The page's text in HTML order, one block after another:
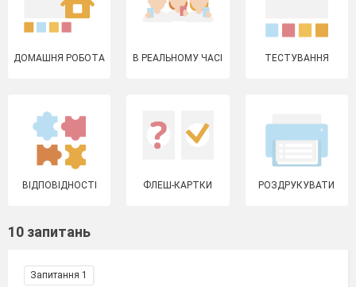
ДОМАШНЯ РОБОТА В РЕАЛЬНОМУ ЧАСІ ТЕСТУВАННЯ
ВІДПОВІДНОСТІ ФЛЕШ-КАРТКИ РОЗДРУКУВАТИ
10 запитань
Запитання 1